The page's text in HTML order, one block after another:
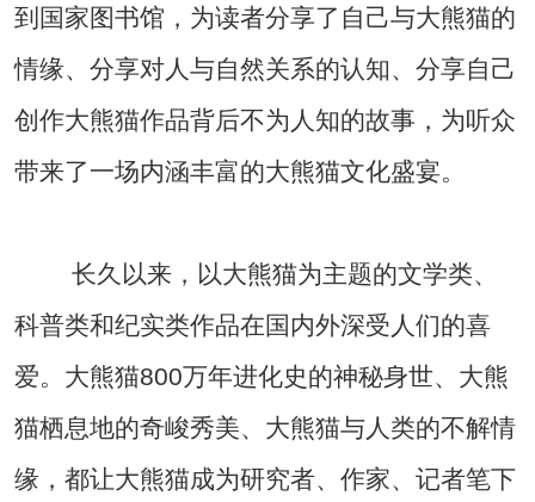
到国家图书馆，为读者分享了自己与大熊猫的
情缘、分享对人与自然关系的认知、分享自己
创作大熊猫作品背后不为人知的故事，为听众
带来了一场内涵丰富的大熊猫文化盛宴。
长久以来，以大熊猫为主题的文学类、
科普类和纪实类作品在国内外深受人们的喜
爱。大熊猫800万年进化史的神秘身世、大熊
猫栖息地的奇峻秀美、大熊猫与人类的不解情
缘，都让大熊猫成为研究者、作家、记者笔下